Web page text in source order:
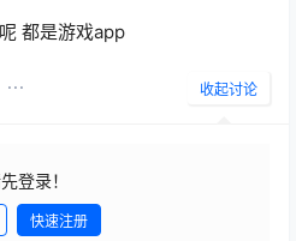
都是游戏app
收起讨论
登录！
快速注册